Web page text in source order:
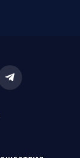
Telegram